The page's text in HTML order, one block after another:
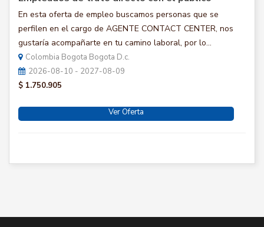
En esta oferta de empleo buscamos personas que se
perfilen en el cargo de AGENTE CONTACT CENTER, nos
gustaría acompañarte en tu camino laboral, por lo...
Colombia Bogota Bogota D.c.
2026-08-10 - 2027-08-09
$ 1.750.905
Ver Oferta